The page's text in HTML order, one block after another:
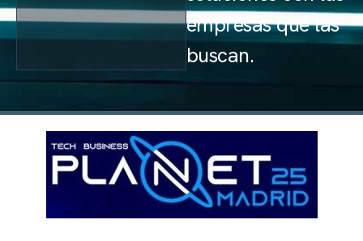
empresas que las
buscan.